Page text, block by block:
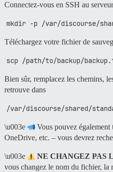
Connectez-vous en SSH au
mkdir -p /var/discourse/
Téléchargez votre fichier de
scp /path/to/backup/
Bien sûr, remplacez les chemins,
retrouve dans
/var/discourse/shared/
\u003e
Vous pouvez
OneDrive, etc. – vous devrez
\u003e NE CHANGEZ PAS
vous changez le nom du fichier, la